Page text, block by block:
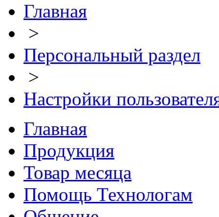
Главная
>
Персональный раздел
>
Настройки
Главная
Продукция
Товар месяца
Помощь Технологам